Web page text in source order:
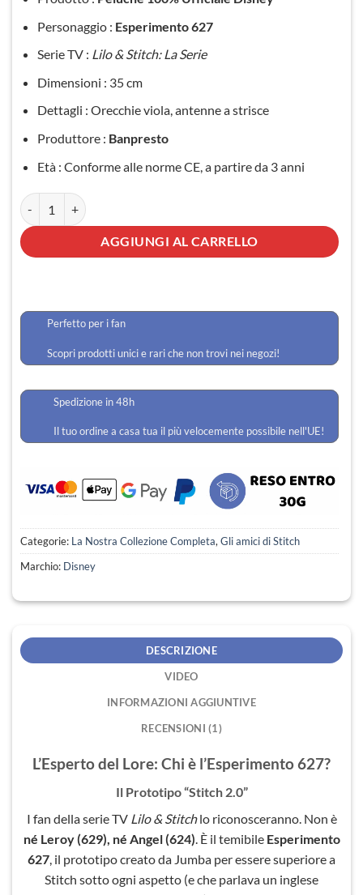
61,90 €.47,90 €.
Personaggio : Esperimento 627
Serie TV : Lilo & Stitch: La Serie
Dimensioni : 35 cm
Dettagli : Orecchie viola, antenne a strisce
Produttore : Banpresto
Età : Conforme alle norme CE, a partire da 3 anni
Peluche Stitch rosso quantità
AGGIUNGI AL CARRELLO
Perfetto per i fan
Scopri prodotti unici e rari che non trovi nei negozi!
Spedizione in 48h
Il tuo ordine a casa tua il più velocemente possibile nell'UE!
Categorie: La Nostra Collezione Completa,Gli amici di Stitch
Marchio: Disney
DESCRIZIONE
VIDEO
INFORMAZIONI AGGIUNTIVE
RECENSIONI (1)
L’Esperto del Lore: Chi è l’Esperimento 627?
Il Prototipo “Stitch 2.0”
I fan della serie TV Lilo & Stitchlo riconosceranno. Non è
né Leroy (629), né Angel (624) . È il temibile Esperimento
627 , il prototipo creato da Jumba per essere superiore a
Stitch sotto ogni aspetto (e che parlava un inglese